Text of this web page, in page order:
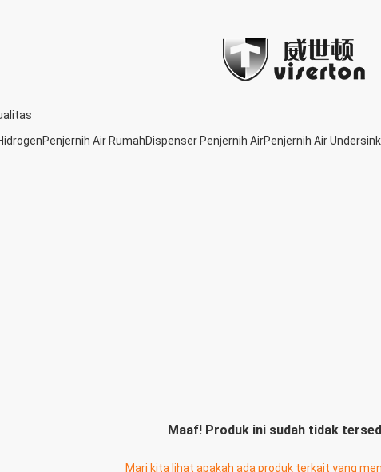
Penjernih Air RumahDispenser Penjernih AirPenjernih Air Undersink
Maaf! Produk ini sudah tidak
Mari kita lihat apakah ada produk terkait yang